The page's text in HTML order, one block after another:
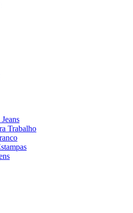
Trabalho